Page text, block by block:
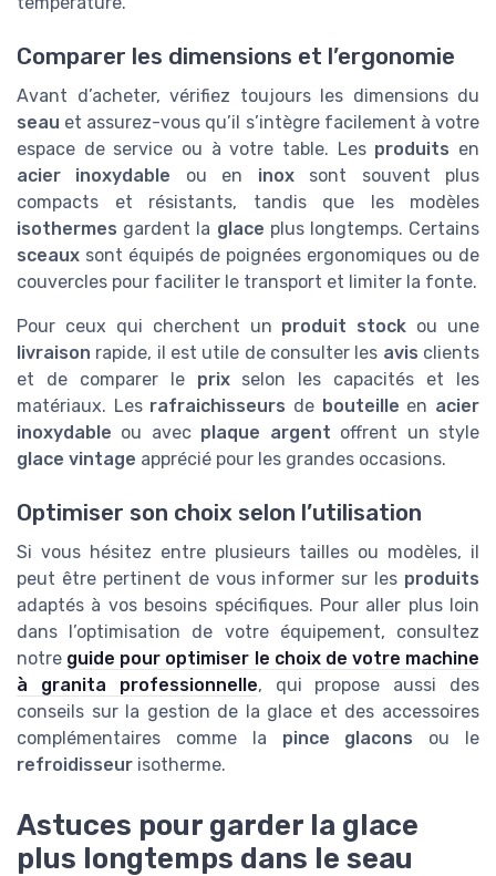
Comparer les dimensions et l’ergonomie
Avant d’acheter, vérifiez toujours les dimensions du
seau et assurez-vous qu’il s’intègre facilement à votre
espace de service ou à votre table. Les produits en
acier inoxydable ou en inoxsont souvent plus
compacts et résistants, tandis que les modèles
isothermes gardent la glace plus longtemps. Certains
sceaux sont équipés de poignées ergonomiques ou de
couvercles pour faciliter le transport et limiter la fonte.
Pour ceux qui cherchent un produit stock ou une
livraison rapide, il est utile de consulter les avis clients
et de comparer le prixselon les capacités et les
matériaux. Les rafraichisseurs de bouteille en acier
inoxydable ou avec plaque argent offrent un style
glace vintage apprécié pour les grandes occasions.
Optimiser son choix selon l’utilisation
Si vous hésitez entre plusieurs tailles ou modèles, il
peut être pertinent de vous informer sur les produits
adaptés à vos besoins spécifiques. Pour aller plus loin
dans l’optimisation de votre équipement, consultez
notre guide pour optimiser le choix de votre machine
à granita professionnelle, qui propose aussi des
conseils sur la gestion de la glace et des accessoires
complémentaires comme la pince glacons ou le
refroidisseur isotherme.
Astuces pour garder la glace
plus longtemps dans le seau